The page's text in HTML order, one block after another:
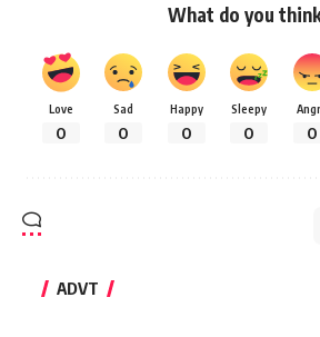
What do you
Love
0
Sad
0
Happy
0
Sleepy
0 0
ADVT